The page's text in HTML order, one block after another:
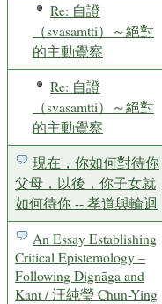
Re: 自證
（svasamtti）～絕對
的主動覺察
Re: 自證
（svasamtti）～絕對
的主動覺察
現在，你如何對待你
父母，以後，你子女就
如何待你 -- 孝道與輪迴
An Essay Establishing
Critical Epistemology –
Following Dignāga and
Kant / 汪純瑩 Chun-Ying